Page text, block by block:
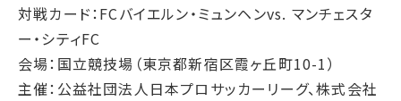
対戦カード：FCバイエルン・ミュンヘンvs. マンチェスタ
ー・シティFC
会場：国立競技場（東京都新宿区霞ヶ丘町10-1）
主催：公益社団法人日本プロサッカーリーグ、株式会社